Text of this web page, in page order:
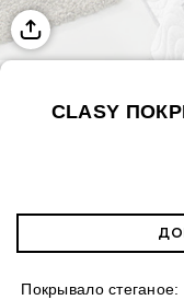
CLASY
Покрывало